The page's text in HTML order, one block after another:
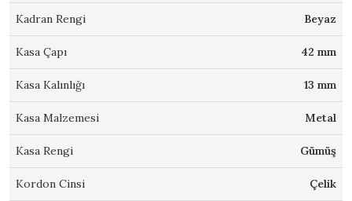
Kadran Rengi Beyaz
Kasa Çapı 42 mm
Kasa Kalınlığı 13 mm
Kasa Malzemesi Metal
Kasa Rengi Gümüş
Kordon Cinsi Çelik